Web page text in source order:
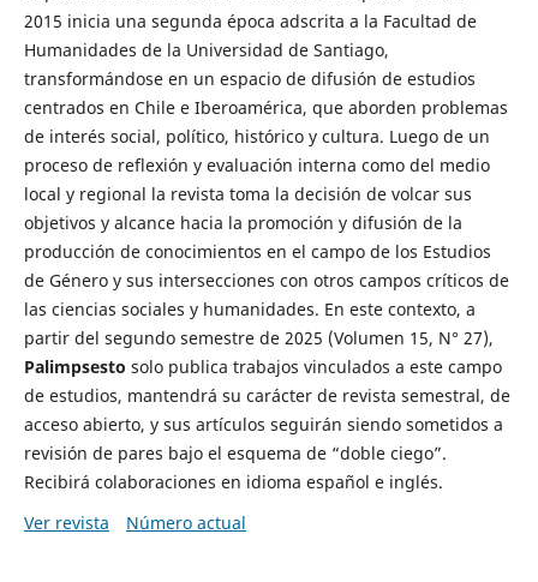
2015 inicia una segunda época adscrita a la Facultad de
Humanidades de la Universidad de Santiago,
transformándose en un espacio de difusión de estudios
centrados en Chile e Iberoamérica, que aborden problemas
de interés social, político, histórico y cultura. Luego de un
proceso de reflexión y evaluación interna como del medio
local y regional la revista toma la decisión de volcar sus
objetivos y alcance hacia la promoción y difusión de la
producción de conocimientos en el campo de los Estudios
de Género y sus intersecciones con otros campos críticos de
las ciencias sociales y humanidades. En este contexto, a
partir del segundo semestre de 2025 (Volumen 15, N° 27),
Palimpsesto solo publica trabajos vinculados a este campo
de estudios, mantendrá su carácter de revista semestral, de
acceso abierto, y sus artículos seguirán siendo sometidos a
revisión de pares bajo el esquema de “doble ciego”.
Recibirá colaboraciones en idioma español e inglés.
Ver revista
Número actual